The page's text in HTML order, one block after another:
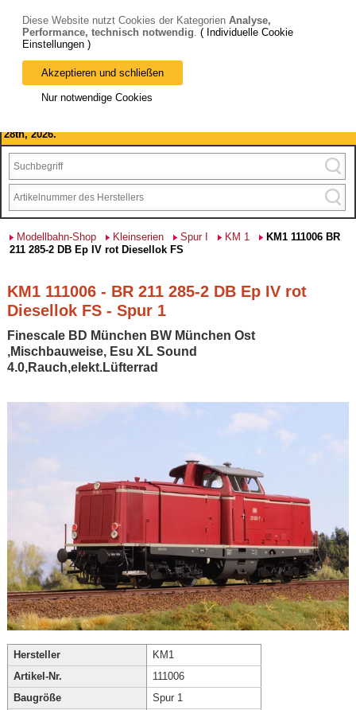
Bitte beachten Sie: wir machen Betriebsferien, vom 03. bis 28.
August 2026 haben wir geschlossen.
28th, 2026.
Modellbahn-Shop Kleinserien Spur I KM 1
KM1 111006 BR
211 285-2 DB Ep IV rot Diesellok FS
KM1 111006 - BR 211 285-2 DB Ep IV rot
Diesellok FS - Spur 1
Finescale BD München BW München Ost
,Mischbauweise, Esu XL Sound
4.0,Rauch,elekt.Lüfterrad
Hersteller
KM1
Artikel-Nr.
111006
Baugröße
Spur 1
Diese Website nutzt Cookies der Kategorien Analyse,
Performance, technisch notwendig. ( Individuelle Cookie
Einstellungen )
Akzeptieren und schließen
Nur notwendige Cookies